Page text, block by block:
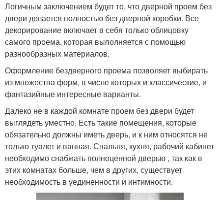
Логичным заключением будет то, что дверной проем без
двери делается полностью без дверной коробки. Все
декорирование включает в себя только облицовку
самого проема, которая выполняется с помощью
разнообразных материалов.
Оформление бездверного проема позволяет выбирать
из множества форм, в числе которых и классические, и
фантазийные интересные варианты.
Далеко не в каждой комнате проем без двери будет
выглядеть уместно. Есть такие помещения, которые
обязательно должны иметь дверь, и к ним относятся не
только туалет и ванная. Спальня, кухня, рабочий кабинет
необходимо снабжать полноценной дверью , так как в
этих комнатах больше, чем в других, существует
необходимость в уединенности и интимности.